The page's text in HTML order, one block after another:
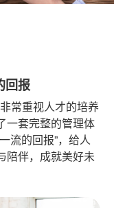
回报
常重视人才的培养
一套完整的管理体
流的回报”，给人
陪伴，成就美好未